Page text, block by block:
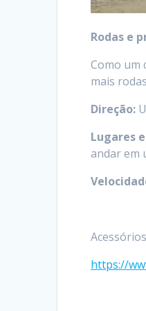
Rodas e
Como um
mais
Direção:
Lugares
andar em
https://